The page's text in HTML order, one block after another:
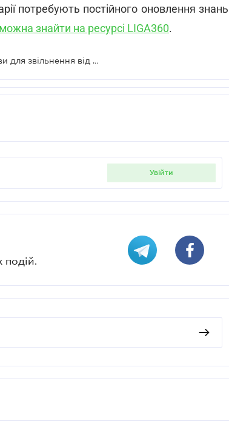
потребують постійного оновлення знань
можна знайти на ресурсі LIGA360.
Посуха під час війни: чи є у аграріїв підстави для звільнення від податкових зобов'язань
увійти
подій.